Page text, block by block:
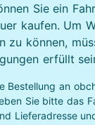
Sie ein
kaufen. Um
zu können,
erfüllt
Bestellung an
Sie bitte das
Lieferadresse